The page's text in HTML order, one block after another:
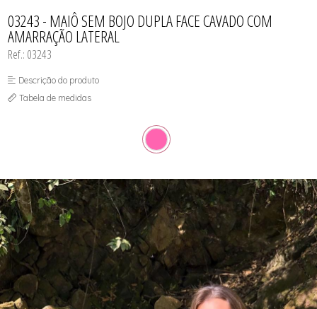
CONJUNTO
CONJUNTO BIQUÍNI
MAIÔ
TOP
03243 - MAIÔ SEM BOJO DUPLA FACE CAVADO COM
AMARRAÇÃO LATERAL
Ref.: 03243
Descrição do produto
Tabela de medidas